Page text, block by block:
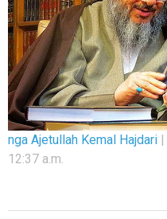
nga Ajetullah Kemal Hajdari |
12:37 a.m.